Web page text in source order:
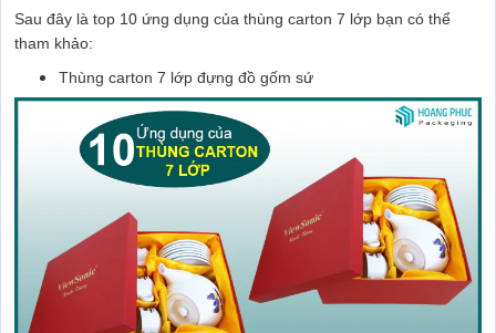
Sau đây là top 10 ứng dụng của thùng carton 7 lớp bạn có thể
tham khảo:
Thùng carton 7 lớp đựng đồ gốm sứ